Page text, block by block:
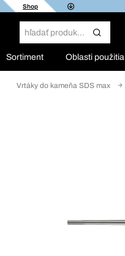
Shop
Sortiment Oblasti použitia
Vrtáky do kameňa SDS max